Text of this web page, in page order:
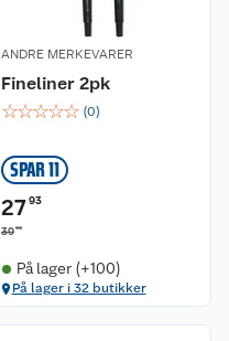
ANDRE MERKEVARER
Fineliner 2pk
☆☆☆☆☆ (0)
SPAR 11
2793
3990
På lager (+100)
På lager i 32 butikker